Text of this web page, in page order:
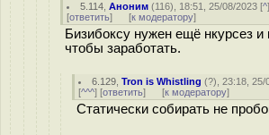
5.114 ,Аноним (116), 18:51, 25/08/2023 [^
[ответить] [к модератору]
Бизибоксу нужен ещё нкурсез
чтобы заработать.
6.129 ,Tron is Whistling (?), 23:18, 25/
[^^^] [ответить] [к модератору]
Статически собирать не